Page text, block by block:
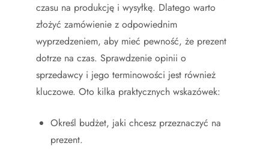
czasu na produkcję i wysyłkę. Dlatego warto
złożyć zamówienie z odpowiednim
wyprzedzeniem, aby mieć pewność, że prezent
dotrze na czas. Sprawdzenie opinii o
sprzedawcy i jego terminowości jest również
kluczowe. Oto kilka praktycznych wskazówek:
Określ budżet, jaki chcesz przeznaczyć na
prezent.